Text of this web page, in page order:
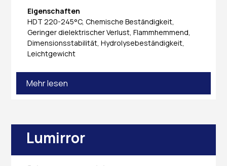
Eigenschaften
HDT 220-245°C, Chemische Beständigkeit,
Geringer dielektrischer Verlust, Flammhemmend,
Dimensionsstabilität, Hydrolysebeständigkeit,
Leichtgewicht
Mehr lesen
Lumirror